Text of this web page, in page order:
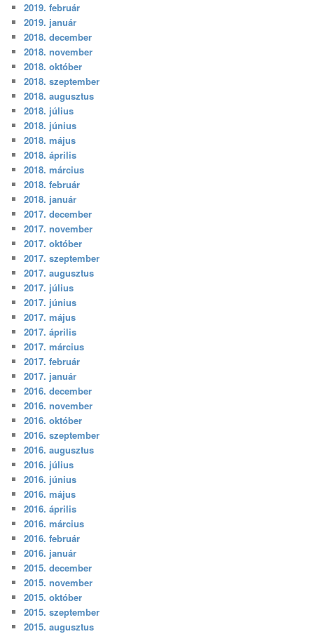
2019. február
2019. január
2018. december
2018. november
2018. október
2018. szeptember
2018. augusztus
2018. július
2018. június
2018. május
2018. április
2018. március
2018. február
2018. január
2017. december
2017. november
2017. október
2017. szeptember
2017. augusztus
2017. július
2017. június
2017. május
2017. április
2017. március
2017. február
2017. január
2016. december
2016. november
2016. október
2016. szeptember
2016. augusztus
2016. július
2016. június
2016. május
2016. április
2016. március
2016. február
2016. január
2015. december
2015. november
2015. október
2015. szeptember
2015. augusztus